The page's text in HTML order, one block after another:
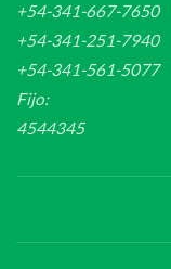
+54-341-667-7650
+54-341-251-7940
+54-341-561-5077
Fijo:
4544345